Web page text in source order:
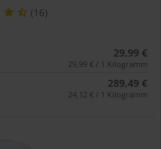
(16)
29,99 €
29,99 € / 1 Kilogramm
289,49 €
24,12 € / 1 Kilogramm